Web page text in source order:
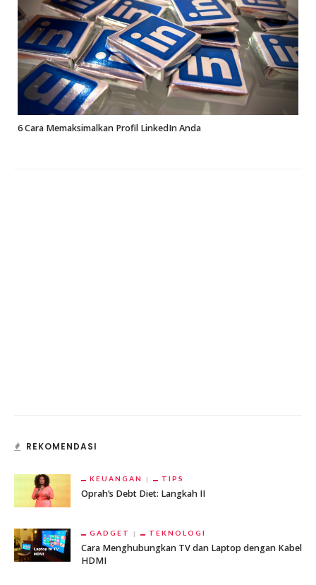
6 Cara Memaksimalkan Profil LinkedIn Anda
REKOMENDASI
KEUANGAN TIPS
Oprah’s Debt Diet: Langkah II
GADGET TEKNOLOGI
Cara Menghubungkan TV dan Laptop dengan Kabel
HDMI